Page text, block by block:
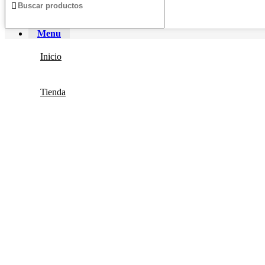
Menu
Inicio
Tienda